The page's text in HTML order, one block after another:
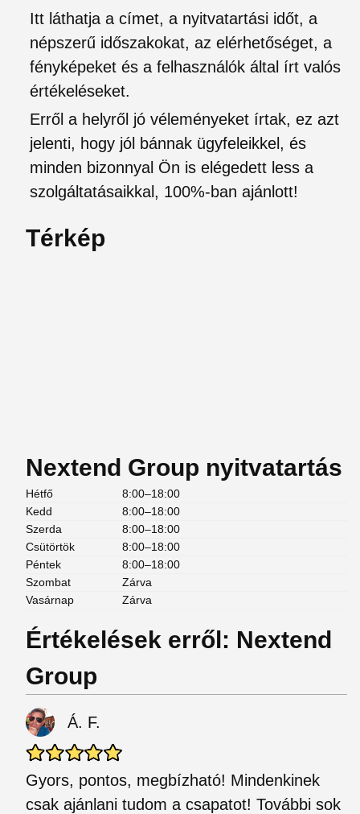
Itt láthatja a címet, a nyitvatartási időt, a
népszerű időszakokat, az elérhetőséget, a
fényképeket és a felhasználók által írt valós
értékeléseket.
Erről a helyről jó véleményeket írtak, ez azt
jelenti, hogy jól bánnak ügyfeleikkel, és
minden bizonnyal Ön is elégedett less a
szolgáltatásaikkal, 100%-ban ajánlott!
Térkép
Nextend Group nyitvatartás
Hétfő
8:00–18:00
Kedd
8:00–18:00
Szerda
8:00–18:00
Csütörtök
8:00–18:00
Péntek
8:00–18:00
Szombat
Zárva
Vasárnap
Zárva
Értékelések erről: Nextend
Group
Á. F.
Gyors, pontos, megbízható! Mindenkinek
csak ajánlani tudom a csapatot! További sok